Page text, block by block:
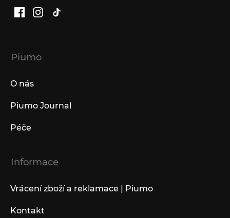
Facebook
Instagram
TikTok
Piumo
O nás
Piumo Journal
Péče
Informace
Vrácení zboží a reklamace | Piumo
Kontakt